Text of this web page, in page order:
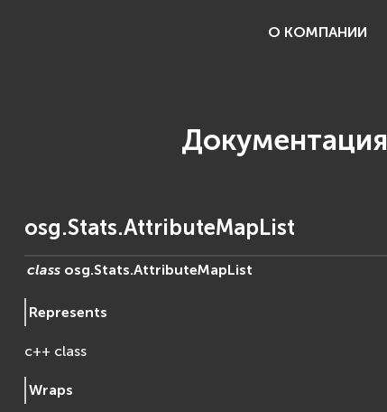
О КОМПАНИИ
Документация
osg.Stats.AttributeMapList
class osg.Stats.AttributeMapList
Represents
c++ class
Wraps